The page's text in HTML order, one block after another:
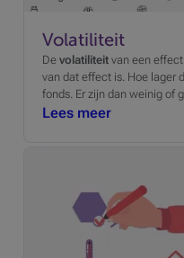
Volatiliteit
De volatiliteit van een
van dat effect is. Hoe lager
fonds. Er zijn dan weinig of
Lees meer